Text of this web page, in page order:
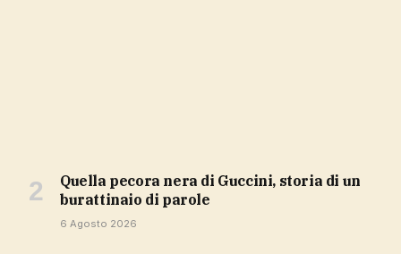
Quella pecora nera di Guccini, storia di un
burattinaio di parole
6 Agosto 2026